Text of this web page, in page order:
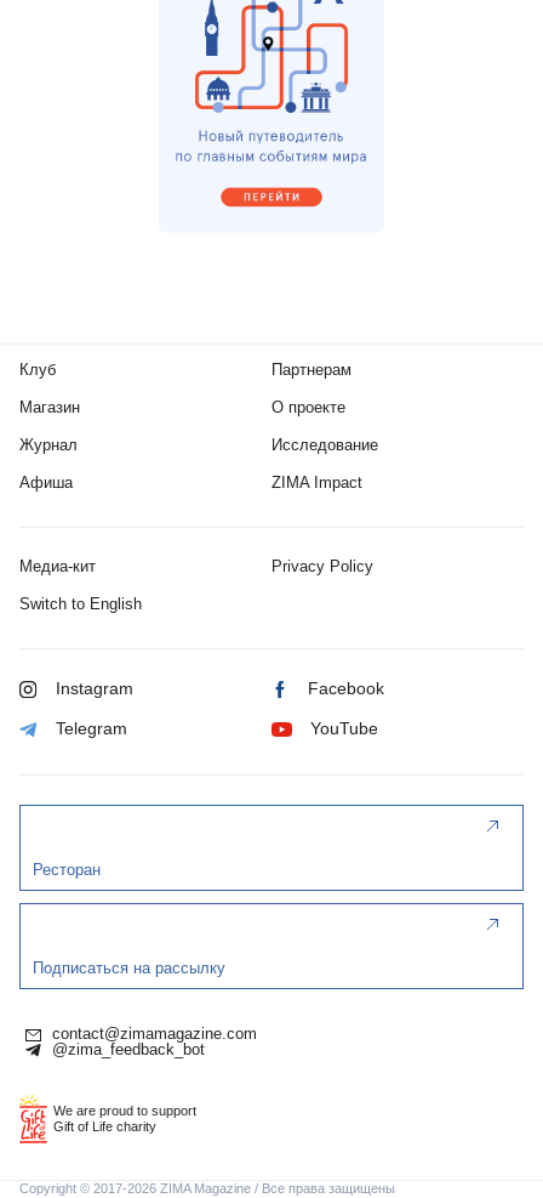
Клуб
Магазин
Журнал
Афиша
Партнерам
О проекте
Исследование
ZIMA Impact
Медиа-кит Privacy Policy
Switch to English
Instagram Facebook
Telegram YouTube
Ресторан
Подписаться на рассылку
contact@zimamagazine.com
@zima_feedback_bot
We are proud to support
Gift of Life charity
Copyright © 2017-2026 ZIMA Magazine / Все права защищены